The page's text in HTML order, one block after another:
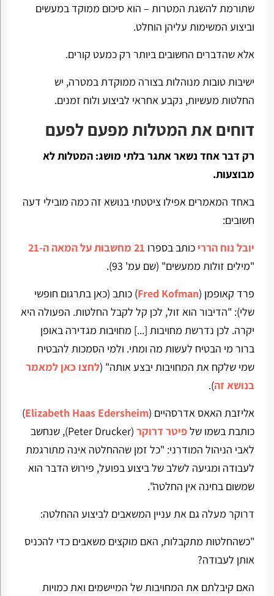
שתורמת להשגת המטרות – הוא סיכום ממוקד במעשים
וביצוע המשימות עליהן הוחלט.
אלא שהדברים החשובים ביותר רק כמעט קורים.
ישיבות טובות מנוהלות בצורה ממוקדת במטרה, יש
החלטות מעשיות, נקבע אחראי לביצוע ולוח זמנים.
דוחים את המטלות מפעם לפעם
רק דבר אחד נשאר אתגר בלתי מושג: המטלות לא
מבוצעות.
באחד המאמרים אפילו ציטטתי בנושא זה כמה מובילי דעה
חשובים:
יובל נוח הררי כותב בספרו 21 מחשבות על המאה ה-21
"מילים זולות ממעשים" (שם עמ' 93).
פרד קאופמן (Fred Kofman) כותב (כאן בתרגום חופשי
שלי): "הדיבור הוא זול, לכן קל לקבל החלטות. הפעולה היא
יקרה. לכן נדרשת מחויבות [...] מחויבות מגדירה באופן
ברור מי הבטיח לעשות מה ומתי. ולמי הסמכות להבטיח
שמי שלקח את המחויבות יבצע אותה" (לחצו כאן למאמר
בנושא זה).
אליזבת האאס אדרסהיים (Elizabeth Haas Edersheim
)
כותבת בשמו שלפיטר דרוקר
(Peter Drucker), שנחשב
לאבי הניהול המודרני: "כל זמן שההחלטה אינה מתורגמת
לעבודה ומגיעה לשלב של ביצוע בפועל, פירוש הדבר הוא
שמשום בחינה אין החלטה".
דרוקר מעלה גם את עניין המשאבים לביצוע ההחלטה:
"כשהחלטות מתקבלות, האם מוקצים משאבים כדי להכניס
אותן לעבודה?
האם קיבלתם את המחויבות של המיישמים ואת כמויות